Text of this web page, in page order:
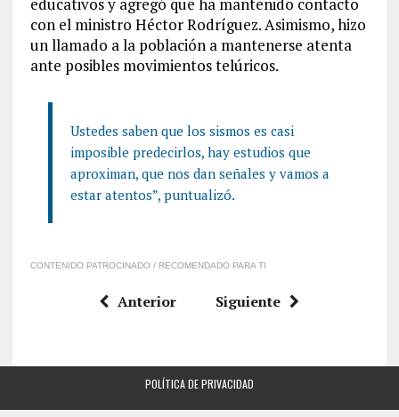
educativos y agregó que ha mantenido contacto
con el ministro Héctor Rodríguez. Asimismo, hizo
un llamado a la población a mantenerse atenta
ante posibles movimientos telúricos.
Ustedes saben que los sismos es casi
imposible predecirlos, hay estudios que
aproximan, que nos dan señales y vamos a
estar atentos”, puntualizó.
CONTENIDO PATROCINADO / RECOMENDADO PARA TI
Anterior Siguiente
POLÍTICA DE PRIVACIDAD